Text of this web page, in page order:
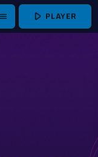
menu play_arrow PLAYER